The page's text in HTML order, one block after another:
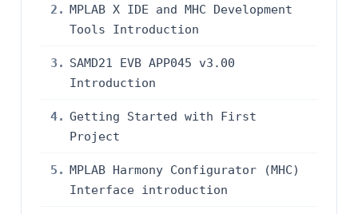
2. MPLAB X IDE and MHC Development
Tools Introduction
3. SAMD21 EVB APP045 v3.00
Introduction
4. Getting Started with First
Project
5. MPLAB Harmony Configurator (MHC)
Interface introduction